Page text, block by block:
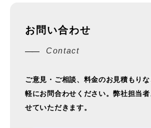
お問い合わせ
ご意見・ご相談、料金のお見積もり
軽にお問合わせください。弊社担当者
せていただきます。